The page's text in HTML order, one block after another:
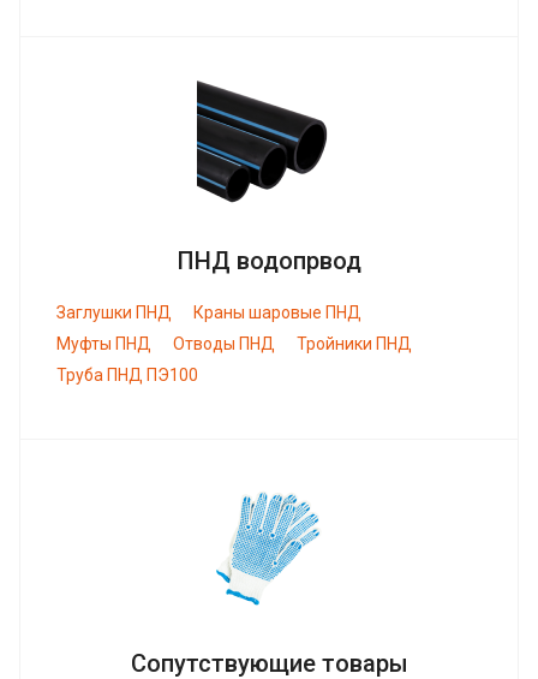
ПНД водопрвод
Заглушки ПНД
Краны шаровые ПНД
Муфты ПНД
Отводы ПНД
Тройники ПНД
Труба ПНД ПЭ100
Сопутствующие товары